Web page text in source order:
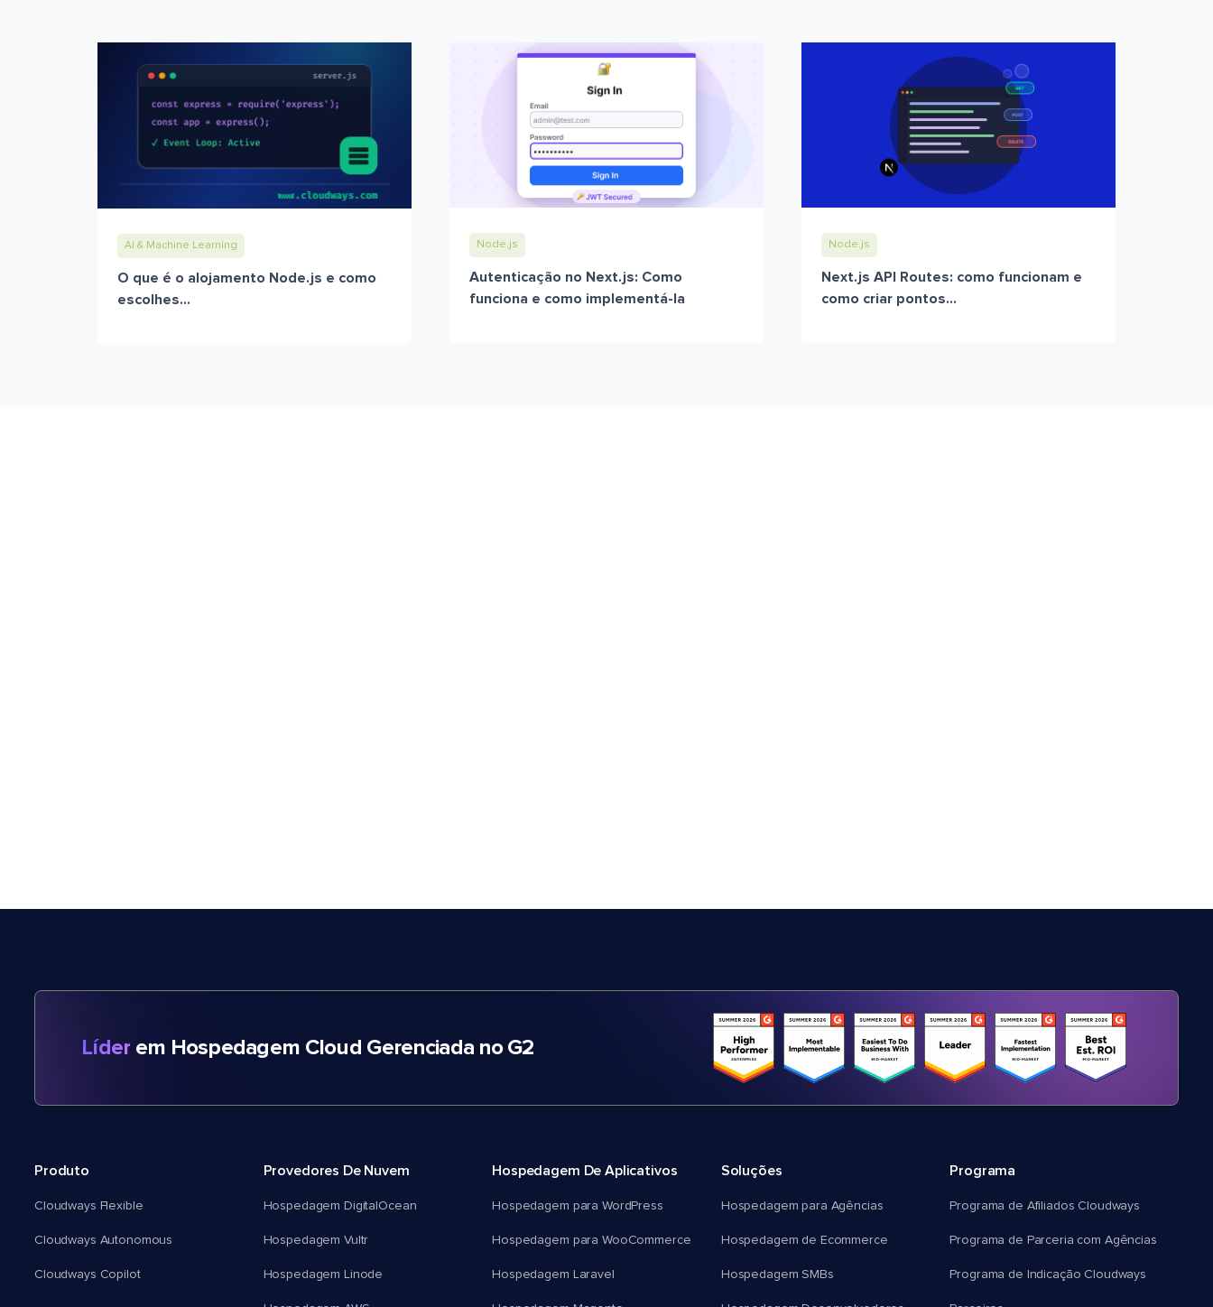
AI & Machine Learning
O que é o alojamento Node.js e como
escolhes...
Node.js
Autenticação no Next.js: Como
funciona e como implementá-la
Node.js
Next.js API Routes: como funcionam e
como criar pontos...
Líder em Hospedagem Cloud Gerenciada no G2
Produto
Cloudways Flexible
Cloudways Autonomous
Cloudways Copilot
Provedores De Nuvem
Hospedagem DigitalOcean
Hospedagem Vultr
Hospedagem Linode
Hospedagem De Aplicativos
Hospedagem para WordPress
Hospedagem para WooCommerce
Hospedagem Laravel
Soluções
Hospedagem para Agências
Hospedagem de Ecommerce
Hospedagem SMBs
Programa
Programa de Afiliados Cloudways
Programa de Parceria com Agências
Programa de Indicação Cloudways